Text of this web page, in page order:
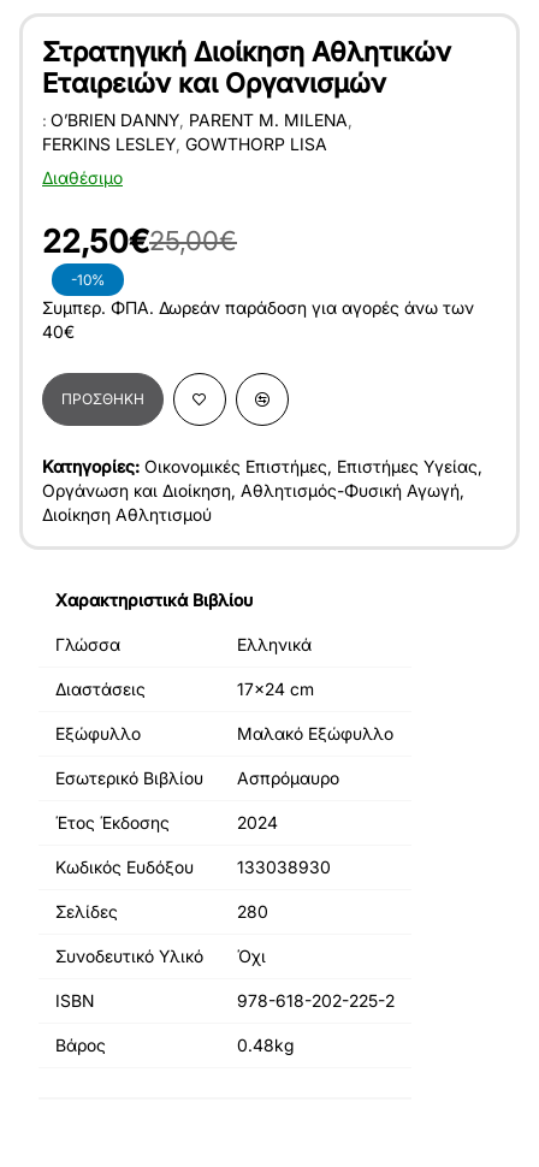
Στρατηγική Διοίκηση Αθλητικών
Εταιρειών και Οργανισμών
Διαθέσιμο
: O’BRIEN DANNY PARENT M. MILENA
FERKINS LESLEY GOWTHORP LISA
-10%
22,50€25,00€
Συμπερ. ΦΠΑ. Δωρεάν παράδοση για αγορές άνω των
40€
ΠΡΟΣΘΉΚΗ
Κατηγορίες: Οικονομικές Επιστήμες, Επιστήμες Υγείας,
Οργάνωση και Διοίκηση, Αθλητισμός-Φυσική Αγωγή,
Διοίκηση Αθλητισμού
Χαρακτηριστικά Βιβλίου
Γλώσσα Ελληνικά
Διαστάσεις 17x24 cm
Εξώφυλλο Μαλακό Εξώφυλλο
Εσωτερικό Βιβλίου Ασπρόμαυρο
Έτος Έκδοσης 2024
Κωδικός Ευδόξου 133038930
Σελίδες 280
Συνοδευτικό Υλικό Όχι
ISBN 978-618-202-225-2
Βάρος 0.48kg